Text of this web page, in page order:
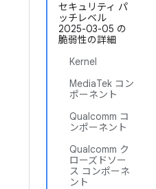
セキュリティ パ
ッチレベル
2025-03-05 の
脆弱性の詳細
Kernel
MediaTek コン
ポーネント
Qualcomm コ
ンポーネント
Qualcomm ク
ローズドソー
ス コンポーネ
ント